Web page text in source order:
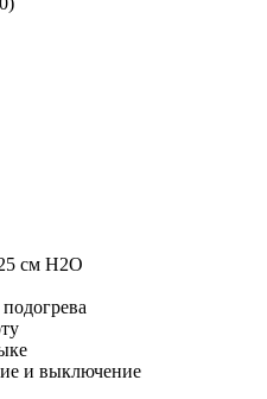
см H2O
и выключение